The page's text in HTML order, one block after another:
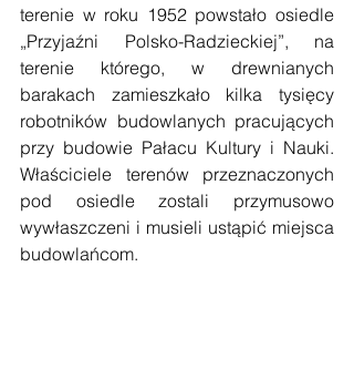
terenie w roku 1952 powstało osiedle
„Przyjaźni Polsko-Radzieckiej”, na
terenie którego, w drewnianych
barakach zamieszkało kilka tysięcy
robotników budowlanych pracujących
przy budowie Pałacu Kultury i Nauki.
Właściciele terenów przeznaczonych
pod osiedle zostali przymusowo
wywłaszczeni i musieli ustąpić miejsca
budowlańcom.